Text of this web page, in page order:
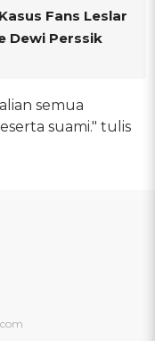
Fans Leslar
Dewi Perssik
semua
suami." tulis